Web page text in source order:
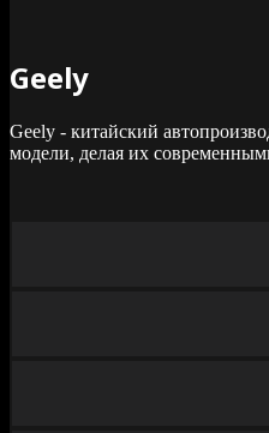
Geely
Geely - китайский
модели, делая их